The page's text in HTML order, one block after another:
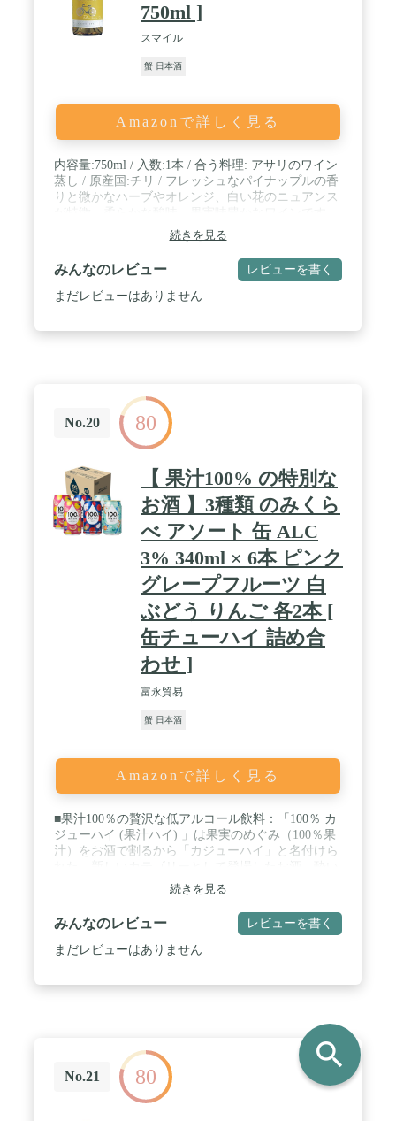
750ml ]
スマイル
蟹 日本酒
Amazonで詳しく見る
内容量:750ml / 入数:1本 / 合う料理: アサリのワイン
蒸し / 原産国:チリ / フレッシュなパイナップルの香
りと微かなハーブやオレンジ、白い花のニュアンス
続きを見る
みんなのレビュー レビューを書く
まだレビューはありません
No.20 80
【 果汁100% の特別な
お酒 】3種類 のみくら
べ アソート 缶 ALC
3% 340ml × 6本 ピンク
グレープフルーツ 白
ぶどう りんご 各2本 [
缶チューハイ 詰め合
わせ ]
富永貿易
蟹 日本酒
Amazonで詳しく見る
■果汁100％の贅沢な低アルコール飲料：「100％ カ
ジューハイ (果汁ハイ) 」は果実のめぐみ（100％果
汁）をお酒で割るから「カジューハイ」と名付けら
すぎないほろ酔い気分で心地よくリラックスでき、
果汁100％だから果実本来の美味しさが味わえる、
リラックス感と贅沢さを融合させた特別なお酒で
す。 / ■3種の飲み比べアソートセット：ピンクグレ
ープフルーツ、白ぶどう、りんご 各2本 / ■自分時間
続きを見る
みんなのレビュー レビューを書く
まだレビューはありません
No.21 80
search